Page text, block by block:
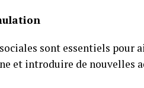
sont essentiels pour
et introduire de nouvelles